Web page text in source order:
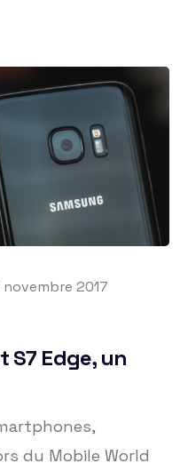
2017
S7 Edge, un
du Mobile World